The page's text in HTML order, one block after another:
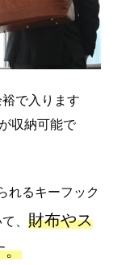
で入ります
収納可能で
れるキーフック
、 財布やス
。